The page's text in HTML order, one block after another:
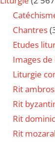
Chantres
Etudes
Images
Liturgie
Rit
Rit
Rit
Rit